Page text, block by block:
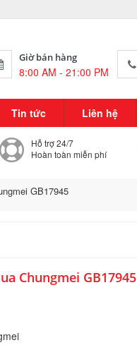
Giờ bán hàng
8:00 AM - 21:00 PM
Tin tức Liên hệ
Hỗ trợ 24/7
Hoàn toàn miễn phí
GB17945
Chungmei GB17945